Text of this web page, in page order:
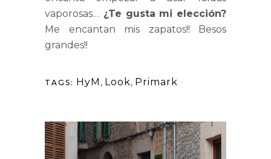
vaporosas… ¿Te gusta mi elección?
Me encantan mis zapatos!! Besos
grandes!!
TAGS: HyM , Look, Primark